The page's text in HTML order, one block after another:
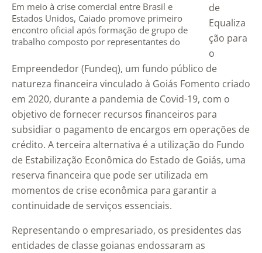
Em meio à crise comercial entre Brasil e
Estados Unidos, Caiado promove primeiro
encontro oficial após formação de grupo de
trabalho composto por representantes do
Fotos: Lucas Diener e Cristiano Borges
de
Equaliza
ção para
o
Empreendedor (Fundeq), um fundo público de
natureza financeira vinculado à Goiás Fomento criado
em 2020, durante a pandemia de Covid-19, com o
objetivo de fornecer recursos financeiros para
subsidiar o pagamento de encargos em operações de
crédito. A terceira alternativa é a utilização do Fundo
de Estabilização Econômica do Estado de Goiás, uma
reserva financeira que pode ser utilizada em
momentos de crise econômica para garantir a
continuidade de serviços essenciais.
Representando o empresariado, os presidentes das
entidades de classe goianas endossaram as